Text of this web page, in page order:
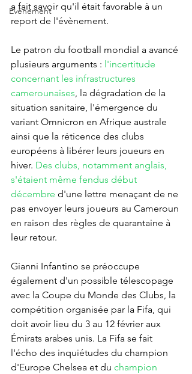
Événement
a fait savoir qu'il était favorable à un
report de l'évènement.
Le patron du football mondial a avancé
plusieurs arguments : l'incertitude
concernant les infrastructures
camerounaises, la dégradation de la
situation sanitaire, l'émergence du
variant Omnicron en Afrique australe
ainsi que la réticence des clubs
européens à libérer leurs joueurs en
hiver. Des clubs, notamment anglais,
s'étaient même fendus début
décembre d'une lettre menaçant de ne
pas envoyer leurs joueurs au Cameroun
en raison des règles de quarantaine à
leur retour.
Gianni Infantino se préoccupe
également d'un possible télescopage
avec la Coupe du Monde des Clubs, la
compétition organisée par la Fifa, qui
doit avoir lieu du 3 au 12 février aux
Émirats arabes unis. La Fifa se fait
l'écho des inquiétudes du champion
d'Europe Chelsea et du champion